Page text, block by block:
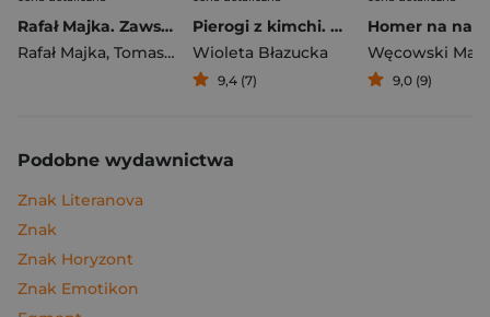
Rafał Majka. Zawsze z przodu. Rozmawia Tomasz Kalemba - książka z autografem
Rafał Majka, Tomasz Kalemba
Pierogi z kimchi. Moje ulubione azjatyckie przepisy
Wioleta Błazucka
9,4 (7)
Węcowski
9,0 (9)
Podobne wydawnictwa
Znak Literanova
Znak
Znak Horyzont
Znak Emotikon